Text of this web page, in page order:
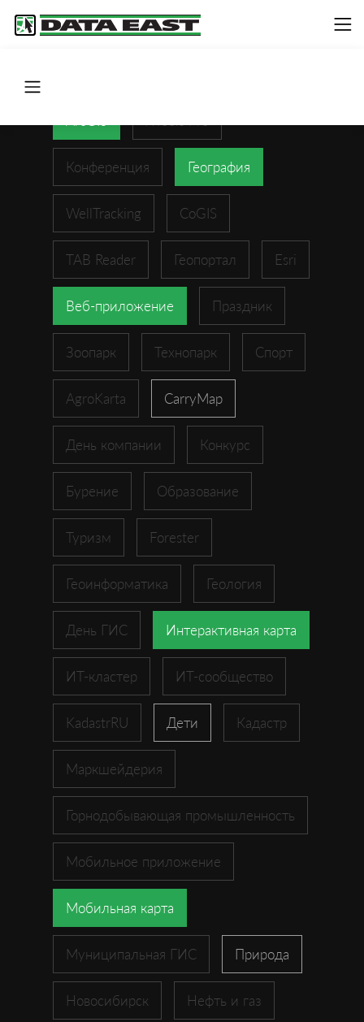
Конференция География
WellTracking CoGIS
TAB Reader Геопортал Esri
Веб-приложение Праздник
Зоопарк Технопарк Спорт
AgroKarta CarryMap
День компании Конкурс
Бурение Образование
Туризм Forester
Геоинформатика Геология
День ГИС Интерактивная карта
ИТ-кластер ИТ-сообщество
KadastrRU Дети Кадастр
Маркшейдерия
Горнодобывающая промышленность
Мобильное приложение
Мобильная карта
Муниципальная ГИС Природа
Новосибирск Нефть и газ